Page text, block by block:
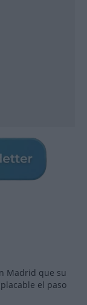
Madrid que su
el paso